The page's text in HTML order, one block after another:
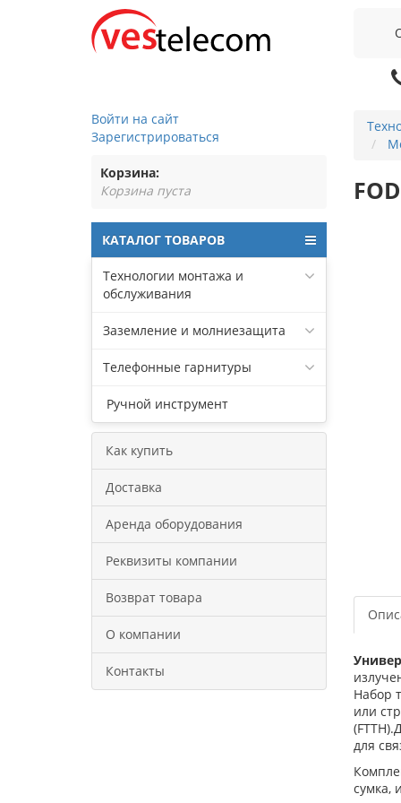
Войти на сайт
Зарегистрироваться
Корзина:
Корзина пуста
КАТАЛОГ ТОВАРОВ
Технологии монтажа и
обслуживания
Заземление и молниезащита
Телефонные гарнитуры
Ручной инструмент
Как купить
Доставка
Аренда оборудования
Реквизиты компании
Возврат товара
О компании
Контакты
Набор
или
для
сумка,